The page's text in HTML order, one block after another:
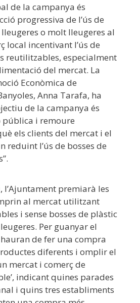
de la campanya és
progressiva de l’ús de
o molt lleugeres al
local incentivant l’ús de
reutilitzables, especialment
del mercat. La
Econòmica de
Anna Tarafa, ha
de la campanya és
pública i remoure
els clients del mercat i el
reduint l’ús de bosses de
l’Ajuntament premiarà les
al mercat utilitzant
i sense bosses de plàstic
Per guanyar el
de fer una compra
diferents i omplir el
mercat i comerç de
indicant quines parades
i quins tres establiments